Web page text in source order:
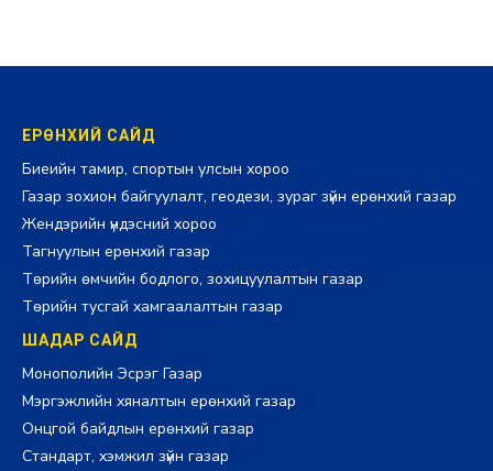
ЕРӨНХИЙ САЙД
Биеийн тамир, спортын улсын хороо
Газар зохион байгуулалт, геодези, зураг зүйн ерөнхий газар
Жендэрийн үндэсний хороо
Тагнуулын ерөнхий газар
Төрийн өмчийн бодлого, зохицуулалтын газар
Төрийн тусгай хамгаалалтын газар
ШАДАР САЙД
Монополийн Эсрэг Газар
Мэргэжлийн хяналтын ерөнхий газар
Онцгой байдлын ерөнхий газар
Стандарт, хэмжил зүйн газар